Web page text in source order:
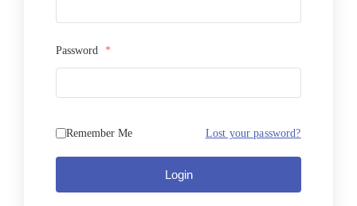
Password *
Remember Me Lost your password?
Login